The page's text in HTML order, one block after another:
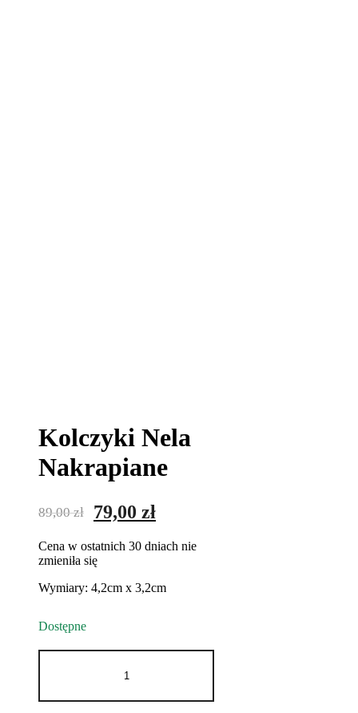
Kolczyki Nela
Nakrapiane
89,00zł
Pierwotna
wynosiła:
79,00 złAktualna
wynosi:
Cena w ostatnich 30 dniach nie
zmieniła się
Wymiary: 4,2cm x 3,2cm
Dostępne
Kolczyki
Nakrapiane